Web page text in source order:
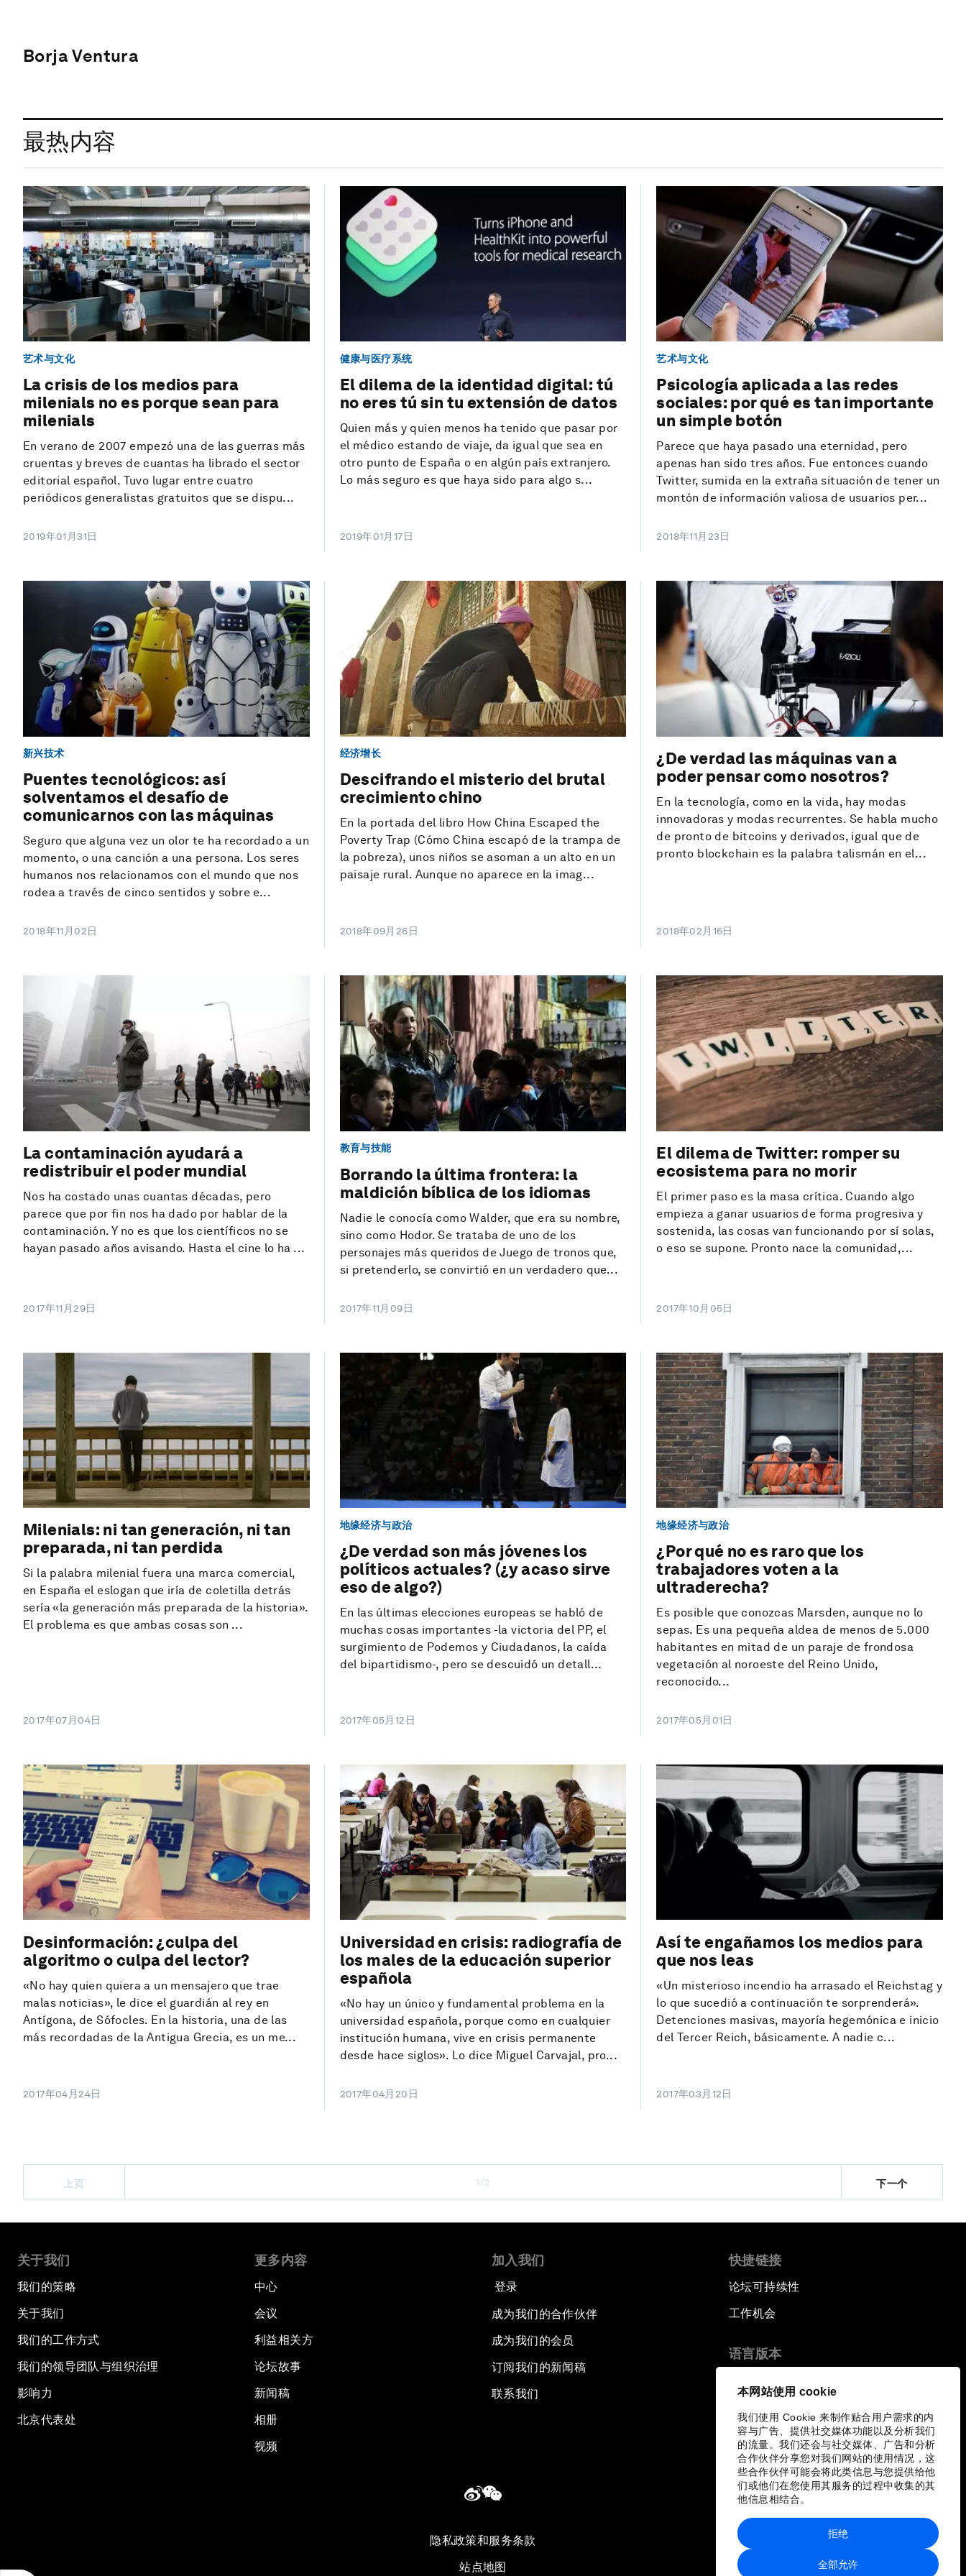
本网站使用 cookie
我们使用 Cookie 来制作贴合用户需求的内
容与广告、提供社交媒体功能以及分析我们
的流量。我们还会与社交媒体、广告和分析
合作伙伴分享您对我们网站的使用情况，这
些合作伙伴可能会将此类信息与您提供给他
们或他们在您使用其服务的过程中收集的其
他信息相结合。
全部允许
拒绝
Borja Ventura
最热内容
艺术与文化
La crisis de los medios para
milenials no es porque sean para
milenials
En verano de 2007 empezó una de las guerras más
cruentas y breves de cuantas ha librado el sector
editorial español. Tuvo lugar entre cuatro
periódicos generalistas gratuitos que se dispu...
2019年01月31日
健康与医疗系统
El dilema de la identidad digital: tú
no eres tú sin tu extensión de datos
Quien más y quien menos ha tenido que pasar por
el médico estando de viaje, da igual que sea en
otro punto de España o en algún país extranjero.
Lo más seguro es que haya sido para algo s...
2019年01月17日
艺术与文化
Psicología aplicada a las redes
sociales: por qué es tan importante
un simple botón
Parece que haya pasado una eternidad, pero
apenas han sido tres años. Fue entonces cuando
Twitter, sumida en la extraña situación de tener un
montón de información valiosa de usuarios per...
2018年11月23日
新兴技术
Puentes tecnológicos: así
solventamos el desafío de
comunicarnos con las máquinas
Seguro que alguna vez un olor te ha recordado a un
momento, o una canción a una persona. Los seres
humanos nos relacionamos con el mundo que nos
rodea a través de cinco sentidos y sobre e...
2018年11月02日
经济增长
Descifrando el misterio del brutal
crecimiento chino
En la portada del libro How China Escaped the
Poverty Trap (Cómo China escapó de la trampa de
la pobreza), unos niños se asoman a un alto en un
paisaje rural. Aunque no aparece en la imag...
2018年09月26日
¿De verdad las máquinas van a
poder pensar como nosotros?
En la tecnología, como en la vida, hay modas
innovadoras y modas recurrentes. Se habla mucho
de pronto de bitcoins y derivados, igual que de
pronto blockchain es la palabra talismán en el...
2018年02月16日
La contaminación ayudará a
redistribuir el poder mundial
Nos ha costado unas cuantas décadas, pero
parece que por fin nos ha dado por hablar de la
contaminación. Y no es que los científicos no se
hayan pasado años avisando. Hasta el cine lo ha ...
2017年11月29日
教育与技能
Borrando la última frontera: la
maldición bíblica de los idiomas
Nadie le conocía como Walder, que era su nombre,
sino como Hodor. Se trataba de uno de los
personajes más queridos de Juego de tronos que,
si pretenderlo, se convirtió en un verdadero que...
2017年11月09日
El dilema de Twitter: romper su
ecosistema para no morir
El primer paso es la masa crítica. Cuando algo
empieza a ganar usuarios de forma progresiva y
sostenida, las cosas van funcionando por sí solas,
o eso se supone. Pronto nace la comunidad,...
2017年10月05日
Milenials: ni tan generación, ni tan
preparada, ni tan perdida
Si la palabra milenial fuera una marca comercial,
en España el eslogan que iría de coletilla detrás
sería «la generación más preparada de la historia».
El problema es que ambas cosas son ...
2017年07月04日
地缘经济与政治
¿De verdad son más jóvenes los
políticos actuales? (¿y acaso sirve
eso de algo?)
En las últimas elecciones europeas se habló de
muchas cosas importantes -la victoria del PP, el
surgimiento de Podemos y Ciudadanos, la caída
del bipartidismo-, pero se descuidó un detall...
2017年05月12日
地缘经济与政治
¿Por qué no es raro que los
trabajadores voten a la
ultraderecha?
Es posible que conozcas Marsden, aunque no lo
sepas. Es una pequeña aldea de menos de 5.000
habitantes en mitad de un paraje de frondosa
vegetación al noroeste del Reino Unido,
reconocido...
2017年05月01日
Desinformación: ¿culpa del
algoritmo o culpa del lector?
«No hay quien quiera a un mensajero que trae
malas noticias», le dice el guardián al rey en
Antígona, de Sófocles. En la historia, una de las
más recordadas de la Antigua Grecia, es un me...
2017年04月24日
Universidad en crisis: radiografía de
los males de la educación superior
española
«No hay un único y fundamental problema en la
universidad española, porque como en cualquier
institución humana, vive en crisis permanente
desde hace siglos». Lo dice Miguel Carvajal, pro...
2017年04月20日
Así te engañamos los medios para
que nos leas
«Un misterioso incendio ha arrasado el Reichstag y
lo que sucedió a continuación te sorprenderá».
Detenciones masivas, mayoría hegemónica e inicio
del Tercer Reich, básicamente. A nadie c...
2017年03月12日
上页 1/2 下一个
关于我们
我们的策略
关于我们
我们的工作方式
我们的领导团队与组织治理
影响力
北京代表处
更多内容
中心
会议
利益相关方
论坛故事
新闻稿
相册
视频
加入我们
登录
成为我们的合作伙伴
成为我们的会员
订阅我们的新闻稿
联系我们
快捷链接
论坛可持续性
工作机会
语言版本
隐私政策和服务条款
站点地图